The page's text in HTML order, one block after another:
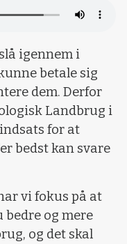
igennem i
betale sig
dem. Derfor
Landbrug i
for at
bedst kan svare
vi fokus på at
og mere
og det skal